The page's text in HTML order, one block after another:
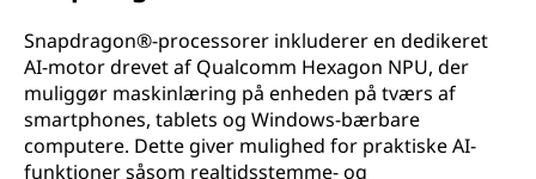
Snapdragon®-processorer inkluderer en dedikeret
AI-motor drevet af Qualcomm Hexagon NPU, der
muliggør maskinlæring på enheden på tværs af
smartphones, tablets og Windows-bærbare
computere. Dette giver mulighed for praktiske AI-
funktioner såsom realtidsstemme- og